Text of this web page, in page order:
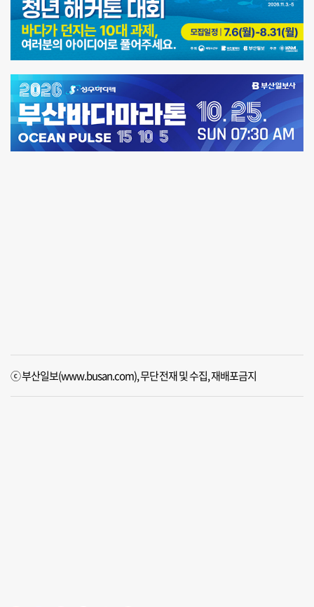
ⓒ 부산일보(www.busan.com), 무단전재 및 수집, 재배포금지